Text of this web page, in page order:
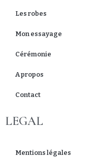
Les robes
Mon essayage
Cérémonie
A propos
Contact
LEGAL
Mentions légales